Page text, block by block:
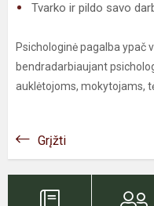
Tvarko ir pildo savo
Psichologinė pagalba ypač
bendradarbiaujant
auklėtojoms, mokytojams,
Grįžti